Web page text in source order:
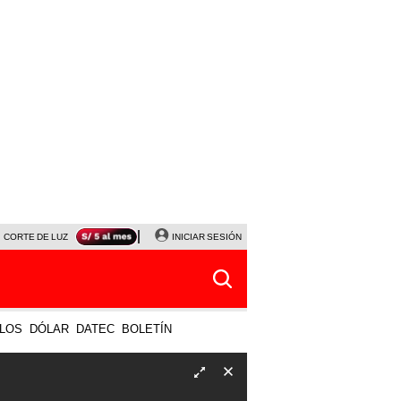
CORTE DE LUZ VIERNES 7 DE AGOSTO ALBERTO BENAVIDES
INICIAR SESIÓN
DÓLAR DATEC BOLETÍN